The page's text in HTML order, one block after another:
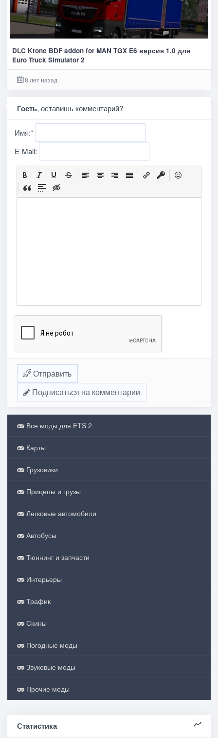
DLC Krone BDF addon for MAN TGX E6 версия 1.0 для
Euro Truck Simulator 2
8 лет назад
Гость, оставишь комментарий?
Имя:*
E-Mail:
Отправить
Подписаться на комментарии
Все моды для ETS 2
Карты
Грузовики
Прицепы и грузы
Легковые автомобили
Автобусы
Тюннинг и запчасти
Интерьеры
Трафик
Скины
Погодные моды
Звуковые моды
Прочие моды
Статистика